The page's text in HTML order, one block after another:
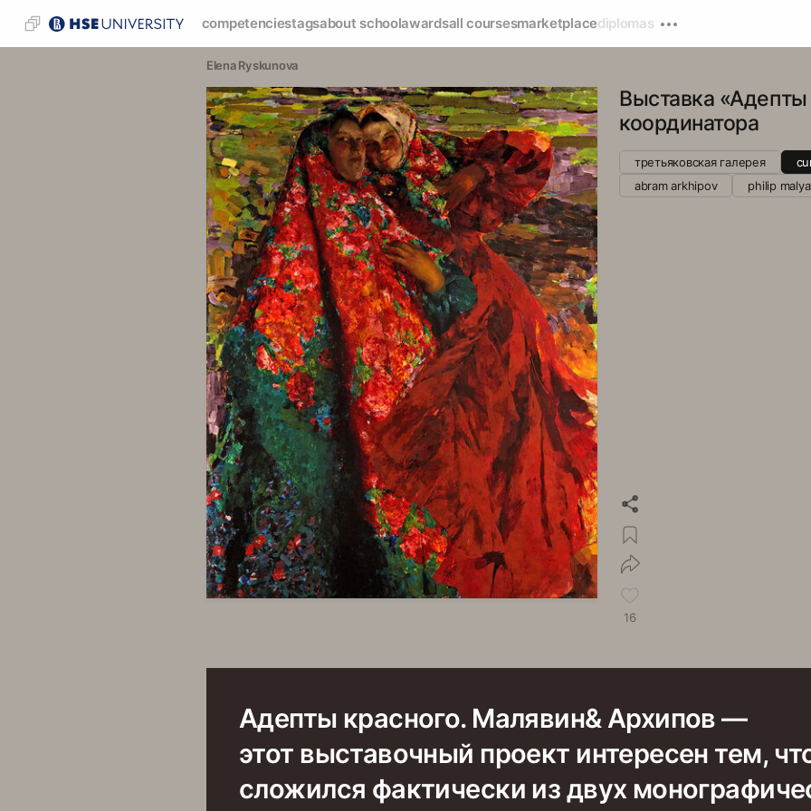
competenciestagsabout schoolawardsall coursesmarketplacediplomas
Elena Ryskunova
Выставка «Адепты
координатора
третьяковская галерея
abram arkhipov
philip
16
Адепты красного. Малявин& Архипов —
этот выставочный проект интересен тем,
сложился фактически из двух